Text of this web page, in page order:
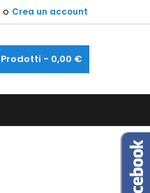
o Crea un account
Prodotti - 0,00 €